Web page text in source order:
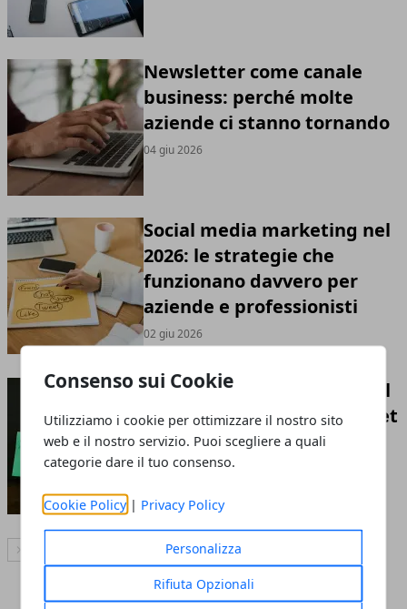
Consenso sui Cookie
Utilizziamo i cookie per ottimizzare il nostro sito
web e il nostro servizio. Puoi scegliere a quali
categorie dare il tuo consenso.
Cookie Policy | Privacy Policy
Personalizza
Rifiuta Opzionali
Newsletter come canale
business: perché molte
aziende ci stanno tornando
04 giu 2026
Social media marketing nel
2026: le strategie che
funzionano davvero per
aziende e professionisti
02 giu 2026
Venture capital in Italia nel
2026: settori preferiti, ticket
medi e criteri di
investimento
Articolo Successivo